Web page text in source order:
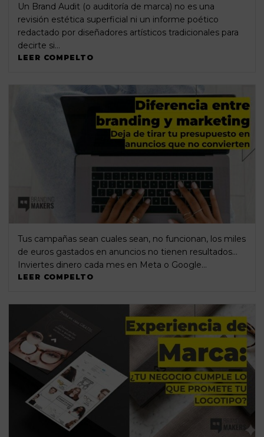
Un Brand Audit (o auditoría de marca) no es una
revisión estética superficial ni un informe poético
redactado por diseñadores artísticos tradicionales para
decirte si…
LEER COMPELTO
Tus campañas sean cuales sean, no funcionan, los miles
de euros gastados en anuncios no tienen resultados…
Inviertes dinero cada mes en Meta o Google…
LEER COMPELTO